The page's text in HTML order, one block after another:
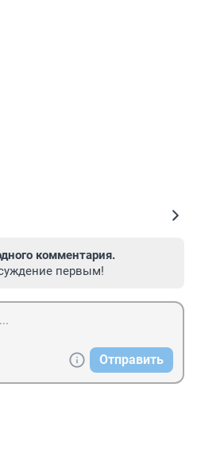
комментария.
первым!
Отправить